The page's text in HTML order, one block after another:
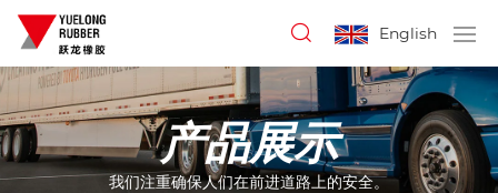
English
产品展示
我们注重确保人们在前进道路上的安全。